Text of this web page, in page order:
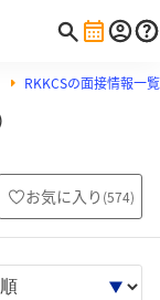
RKKCSの面接情報一覧
お気に入り (574)